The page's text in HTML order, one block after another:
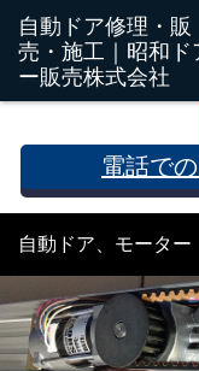
電話で
自動ドア、モーター